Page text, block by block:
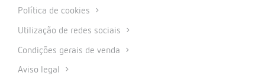
Política de cookies
Utilização de redes sociais
Condições gerais de venda
Aviso legal